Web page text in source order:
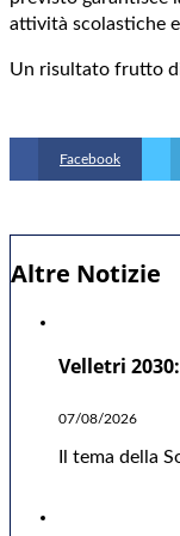
Altre Notizie
Velletri
07/08/2026
Il tema della
attività scolastiche
Un risultato frutto
Facebook